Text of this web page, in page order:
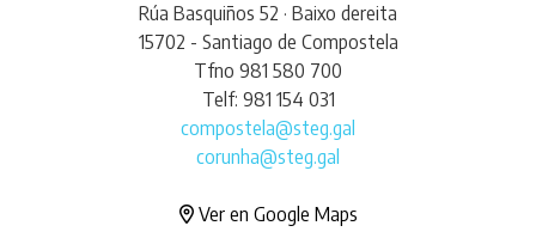
Rúa Basquiños 52 · Baixo dereita
15702 - Santiago de Compostela
Tfno 981 580 700
Telf: 981 154 031
compostela@steg.gal
corunha@steg.gal
Ver en Google Maps